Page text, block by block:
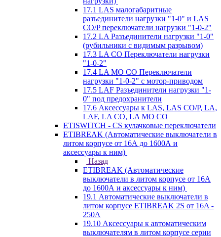
17.1 LAS малогабаритные
разъединители нагрузки "1-0" и LAS
CO/P переключатели нагрузки "1-0-2"
17.2 LA Разъединители нагрузки "1-0"
(рубильники с видимым разрывом)
17.3 LA CO Переключатели нагрузки
"1-0-2"
17.4 LA MO CO Переключатели
нагрузки "1-0-2" с мотор-приводом
17.5 LAF Разъединители нагрузки "1-
0" под предохранители
17.6 Аксессуары к LAS, LAS CO/P, LA,
LAF, LA CO, LA MO CO
ETISWITCH - CS кулачковые переключатели
ETIBREAK (Автоматические выключатели в
литом корпусе от 16А до 1600А и
аксессуары к ним)
Назад
ETIBREAK (Автоматические
выключатели в литом корпусе от 16А
до 1600А и аксессуары к ним)
19.1 Автоматические выключатели в
литом корпусе ETIBREAK 2S от 16A -
250A
19.10 Аксессуары к автоматическим
выключателям в литом корпусе серии